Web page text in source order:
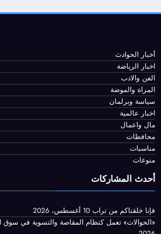
نارية إلى إيران .. وأوامر للجيش
لهجمات
محمد البحيري
أخبار الحوادث
اخبار الرياضة
الفن والادب
المراة والموضة